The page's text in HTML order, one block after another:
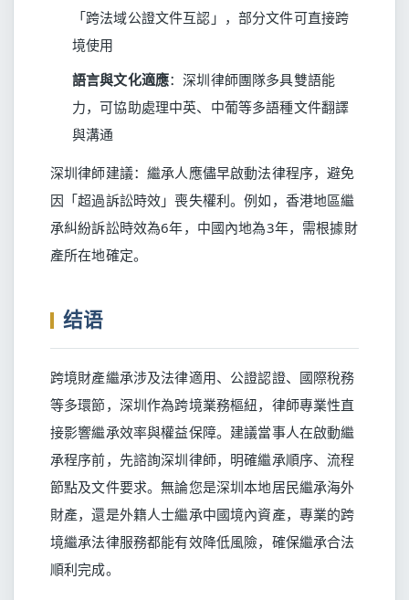
「跨法域公證文件互認」，部分文件可直接跨
境使用
語言與文化適應：深圳律師團隊多具雙語能
力，可協助處理中英、中葡等多語種文件翻譯
與溝通
深圳律師建議：繼承人應儘早啟動法律程序，避免
因「超過訴訟時效」喪失權利。例如，香港地區繼
承糾紛訴訟時效為6年，中國內地為3年，需根據財
產所在地確定。
结语
跨境財產繼承涉及法律適用、公證認證、國際稅務
等多環節，深圳作為跨境業務樞紐，律師專業性直
接影響繼承效率與權益保障。建議當事人在啟動繼
承程序前，先諮詢深圳律師，明確繼承順序、流程
節點及文件要求。無論您是深圳本地居民繼承海外
財產，還是外籍人士繼承中國境內資產，專業的跨
境繼承法律服務都能有效降低風險，確保繼承合法
順利完成。